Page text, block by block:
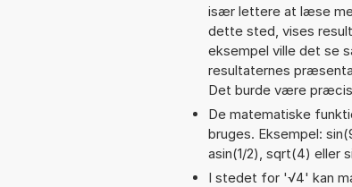
især lettere at læse
dette sted, vises
eksempel ville det se
resultaternes
Det burde være
De matematiske
bruges. Eksempel:
asin(1/2), sqrt(4) eller
I stedet for '√4' kan